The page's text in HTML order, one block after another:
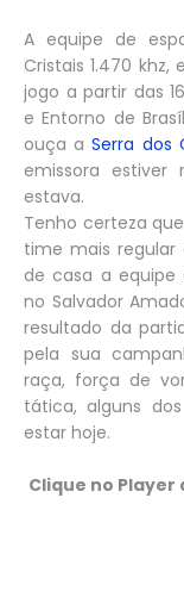
A equipe de
Cristais 1.470
jogo a partir das
e Entorno de
ouça aSerra dos
emissora
estava.
Tenho certeza
time mais
de casa a equipe
no Salvador
resultado da
pela sua
raça, força de
tática, alguns
estar hoje.
Clique no Player